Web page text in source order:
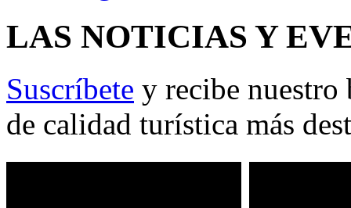
LAS NOTICIAS Y
Suscríbete y recibe nuestro
de calidad turística más